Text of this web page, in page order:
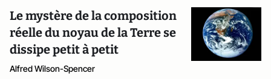
Le mystère de la composition
réelle du noyau de la Terre se
dissipe petit à petit
Alfred Wilson-Spencer